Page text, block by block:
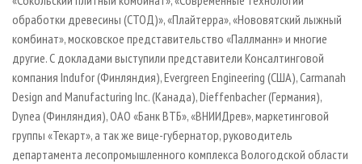
обработки древесины (СТОД)», «Плайтерра», «Нововятский лыжный
комбинат», московское представительство «Паллманн» и многие
другие. С докладами выступили представители Консалтинговой
компания Indufor (Финляндия), Evergreen Engineering (США), Carmanah
Design and Manufacturing Inc. (Канада), Dieffenbacher (Германия),
Dynea (Финляндия), ОАО «Банк ВТБ», «ВНИИДрев», маркетинговой
группы «Текарт», а так же вице-губернатор, руководитель
департамента лесопромышленного комплекса Вологодской области